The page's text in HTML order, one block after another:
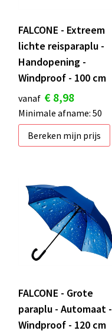
FALCONE - Extreem
lichte reisparaplu -
Handopening -
Windproof - 100 cm
vanaf € 8,98
Minimale afname: 50
Bereken mijn prijs
FALCONE - Grote
paraplu - Automaat -
Windproof - 120 cm